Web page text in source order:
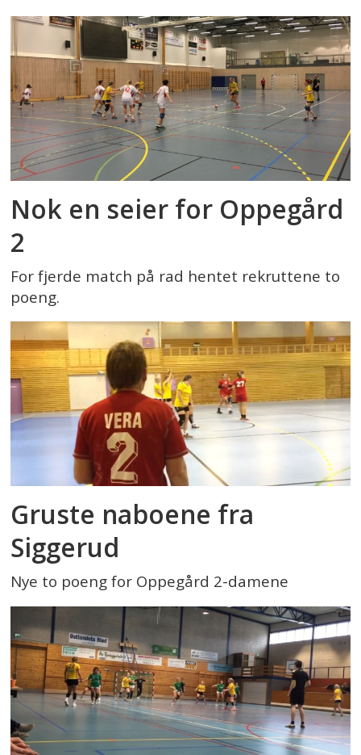
Nok en seier for Oppegård
2
For fjerde match på rad hentet rekruttene to
poeng.
Gruste naboene fra
Siggerud
Nye to poeng for Oppegård 2-damene